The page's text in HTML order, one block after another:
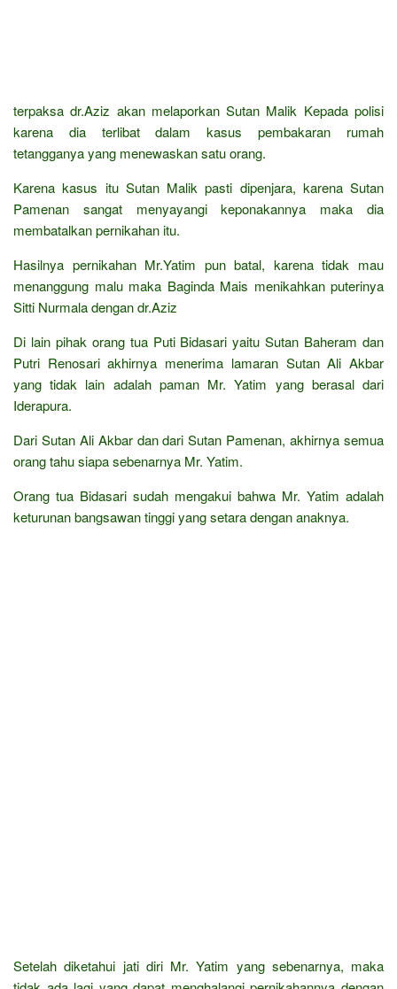
terpaksa dr.Aziz akan melaporkan Sutan Malik Kepada polisi
karena dia terlibat dalam kasus pembakaran rumah
tetangganya yang menewaskan satu orang.
Karena kasus itu Sutan Malik pasti dipenjara, karena Sutan
Pamenan sangat menyayangi keponakannya maka dia
membatalkan pernikahan itu.
Hasilnya pernikahan Mr.Yatim pun batal, karena tidak mau
menanggung malu maka Baginda Mais menikahkan puterinya
Sitti Nurmala dengan dr.Aziz
Di lain pihak orang tua Puti Bidasari yaitu Sutan Baheram dan
Putri Renosari akhirnya menerima lamaran Sutan Ali Akbar
yang tidak lain adalah paman Mr. Yatim yang berasal dari
Iderapura.
Dari Sutan Ali Akbar dan dari Sutan Pamenan, akhirnya semua
orang tahu siapa sebenarnya Mr. Yatim.
Orang tua Bidasari sudah mengakui bahwa Mr. Yatim adalah
keturunan bangsawan tinggi yang setara dengan anaknya.
Setelah diketahui jati diri Mr. Yatim yang sebenarnya, maka